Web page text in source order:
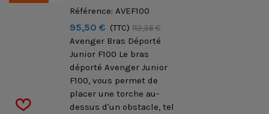
Référence: AVEF100
95,50 € (TTC) 112,36 €
Avenger Bras Déporté
Junior F100 Le bras
déporté Avenger Junior
F100, vous permet de
placer une torche au-
dessus d'un obstacle, tel